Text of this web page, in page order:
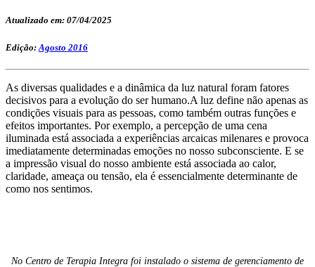
Atualizado em: 07/04/2025
Edição: Agosto 2016
As diversas qualidades e a dinâmica da luz natural foram fatores
decisivos para a evolução do ser humano.A luz define não apenas as
condições visuais para as pessoas, como também outras funções e
efeitos importantes. Por exemplo, a percepção de uma cena
iluminada está associada a experiências arcaicas milenares e provoca
imediatamente determinadas emoções no nosso subconsciente. E se
a impressão visual do nosso ambiente está associada ao calor,
claridade, ameaça ou tensão, ela é essencialmente determinante de
como nos sentimos.
No Centro de Terapia Integra foi instalado o sistema de gerenciamento de